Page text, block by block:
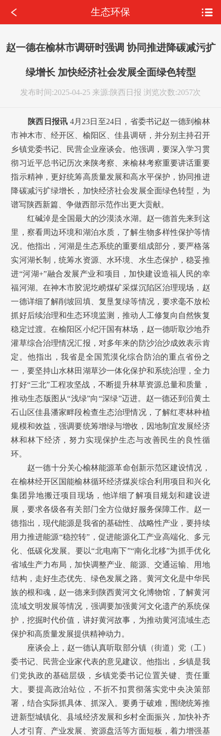
生态环保
赵一德在榆林市调研时强调 协同推进降碳减污扩
绿增长 加快经济社会发展全面绿色转型
发布时间:2025-04-25 来源:陕西日报 浏览次数:2057次
陕西日报讯 4月23日至24日，省委书记赵一德到榆林
市神木市、经开区、榆阳区、佳县调研，并分别主持召开
乡镇党委书记、民营企业座谈会。他强调，要深入学习贯
彻习近平总书记历次来陕考察、来榆林考察重要讲话重要
指示精神，更好统筹高质量发展和高水平保护，协同推进
降碳减污扩绿增长，加快经济社会发展全面绿色转型，为
谱写陕西新篇、争做西部示范作出更大贡献。
红碱淖是全国最大的沙漠淡水湖。赵一德首先来到这
里，察看周边环境和湖泊水质，了解生物多样性保护等情
况。他指出，河湖是生态系统的重要组成部分，要严格落
实河湖长制，统筹水资源、水环境、水生态保护，稳妥推
进“河湖+”融合发展产业和项目，加快建设造福人民的幸
福河湖。在神木市胶泥圪崂煤矿采煤沉陷区治理现场，赵
一德详细了解削坡回填、复垦复绿等情况，要求毫不放松
抓好后续治理和生态环境监测，推动人工修复向自然恢复
稳定过渡。在榆阳区小纪汗国有林场，赵一德听取沙地乔
灌草综合治理情况汇报，对多年来的防沙治沙成效表示肯
定。他指出，我省是全国荒漠化综合防治的重点省份之
一，要坚持山水林田湖草沙一体化保护和系统治理，全力
打好“三北”工程攻坚战，不断提升林草资源总量和质量，
推动生态版图从“浅绿”向“深绿”迈进。赵一德还到沿黄土
石山区佳县潘家畔段检查生态治理情况，了解红枣林种植
规模和效益，强调要统筹增绿与增收，因地制宜发展经济
林和林下经济，努力实现保护生态与改善民生的良性循
环。
赵一德十分关心榆林能源革命创新示范区建设情况，
在榆林经开区国能榆林循环经济煤炭综合利用项目和兴化
集团异地搬迁项目现场，他详细了解项目规划和建设进
展，要求各级各有关部门全方位做好服务保障工作。赵一
德指出，现代能源是我省的基础性、战略性产业，要持续
用力推进能源“稳控转”，促进能源化工产业高端化、多元
化、低碳化发展。要以“北电南下”“南化北移”为抓手优化
省域生产力布局，加快调整产业、能源、交通运输、用地
结构，走好生态优先、绿色发展之路。黄河文化是中华民
族的根和魂，赵一德来到陕西黄河文化博物馆，了解黄河
流域文明发展等情况，强调要加强黄河文化遗产的系统保
护，挖掘时代价值，讲好黄河故事，为推动黄河流域生态
保护和高质量发展提供精神动力。
座谈会上，赵一德认真听取部分镇（街道）党（工）
委书记、民营企业家代表的意见建议。他指出，乡镇是我
们党执政的基础层级，乡镇党委书记位置关键、责任重
大。要提高政治站位，不折不扣贯彻落实党中央决策部
署，结合实际抓具体、抓深入。要勇于破难，围绕统筹推
进新型城镇化、县域经济发展和乡村全面振兴，加快补齐
人才引育、产业发展、资源盘活等方面短板，着力增强基